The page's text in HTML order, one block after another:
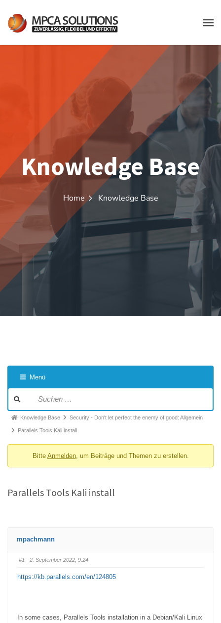
Knowledge Base
Home Knowledge Base
Menü
Knowledge Base Security - Don't let perfect the enemy of good: Allgemein
Parallels Tools Kali install
Bitte Anmelden, um Beiträge und Themen zu erstellen.
Parallels Tools Kali install
mpachmann
#1 · 2. September 2022, 9:24
https://kb.parallels.com/en/124805
In some cases, Parallels Tools installation in a Debian/Kali Linux